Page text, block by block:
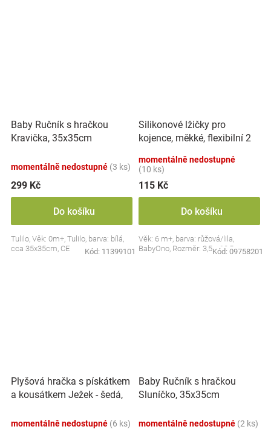
Baby Ručník s hračkou
Kravička, 35x35cm
momentálně nedostupné (3 ks)
299 Kč
Do košíku
Tulilo, Věk: 0m+, Tulilo, barva: bílá,
cca 35x35cm, CE
Kód: 11399101
Silikonové lžičky pro
kojence, měkké, flexibilní 2
momentálně nedostupné
(10 ks)
115 Kč
Do košíku
Věk: 6 m+, barva: růžová/lila,
BabyOno, Rozměr: 3,5 x 10,5 cm
Kód: 09758201
Plyšová hračka s pískátkem
a kousátkem Ježek - šedá,
momentálně nedostupné (6 ks)
Baby Ručník s hračkou
Sluníčko, 35x35cm
momentálně nedostupné (2 ks)